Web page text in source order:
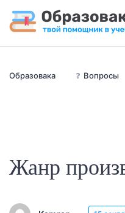
Образовака ❓ Вопросы
Жанр